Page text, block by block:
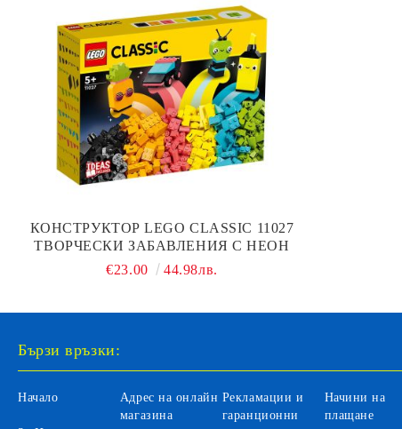
КОНСТРУКТОР LEGO CLASSIC 11027
ТВОРЧЕСКИ ЗАБАВЛЕНИЯ С НЕОН
€23.00
44.98лв.
Бързи връзки:
Начало
Адрес на онлайн
магазина
Рекламации и
гаранционни
Начини на
плащане